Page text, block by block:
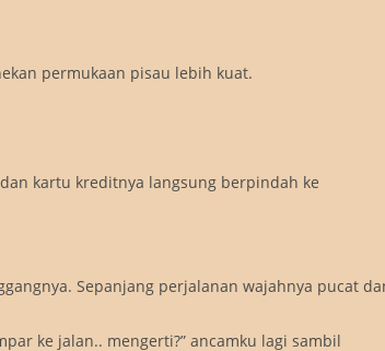
permukaan pisau lebih kuat.
kartu kreditnya langsung berpindah ke
Sepanjang perjalanan wajahnya pucat
ke jalan.. mengerti?” ancamku lagi sambil